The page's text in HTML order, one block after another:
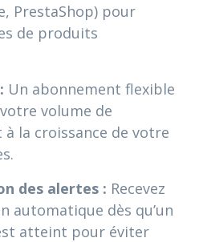
PrestaShop) pour
de produits
Un abonnement flexible
volume de
à la croissance de votre
des alertes : Recevez
automatique dès qu’un
atteint pour éviter